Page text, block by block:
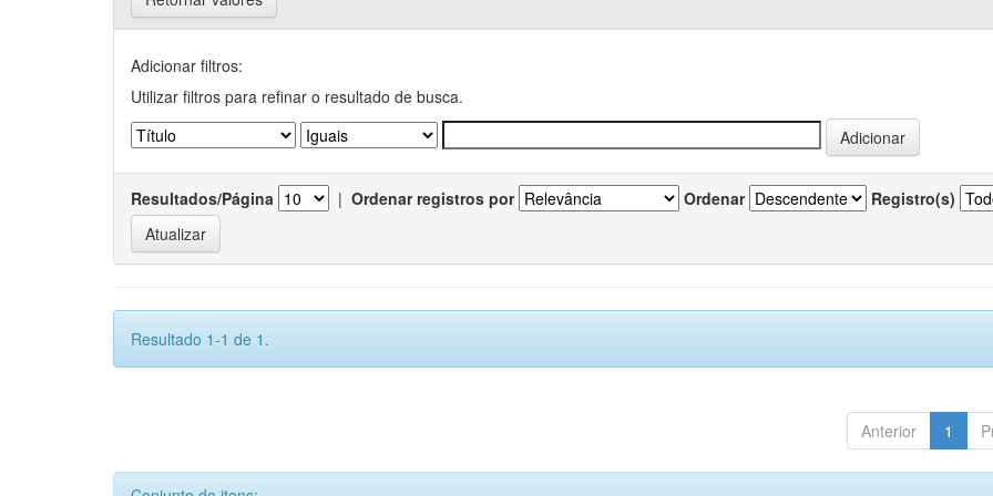
Adicionar filtros:
Utilizar filtros para refinar o resultado de busca.
Resultados/Página | Ordenar registros por Ordenar Registro(s)
Resultado 1-1 de 1.
Anterior 1